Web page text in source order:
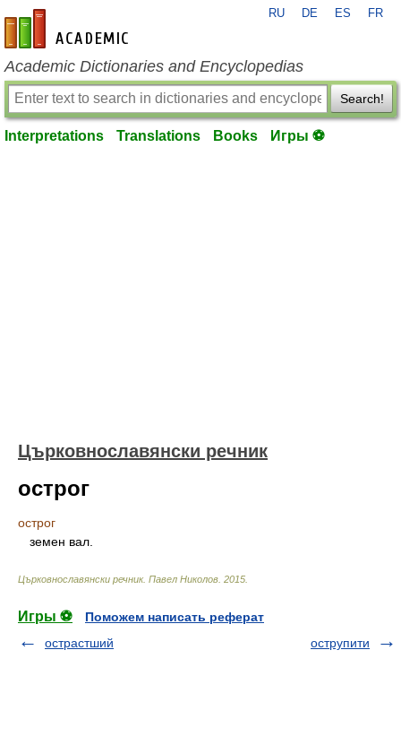
en-academic.com
RU DE ES FR
Academic Dictionaries and Encyclopedias
Search!
Interpretations Translations Books Игры ⚽
Църковнославянски речник
острог
острог
земен вал.
Църковнославянски речник. Павел Николов 2015
Игры ⚽
Поможем написать реферат
острастший
острупити